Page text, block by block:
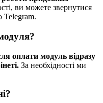
ви можете звернутися
Telegram.
оплати модуль відразу
За необхідності ми